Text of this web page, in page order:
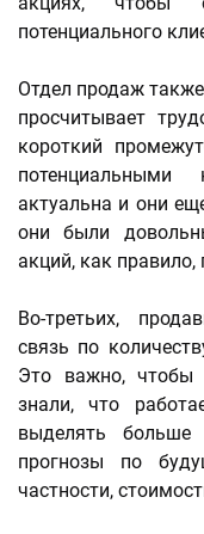
потенциального
Отдел продаж
просчитывает
короткий
потенциальными
актуальна и они
они были
акций, как
Во-третьих,
связь по
Это важно, чтобы
знали, что
выделять больше
прогнозы по
частности,